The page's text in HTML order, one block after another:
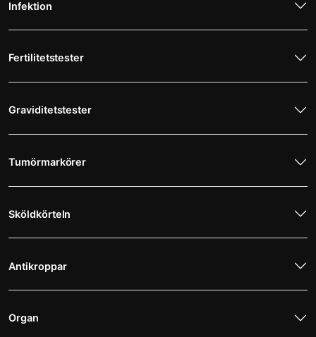
Infektion
Fertilitetstester
Graviditetstester
Tumörmarkörer
Sköldkörteln
Antikroppar
Organ